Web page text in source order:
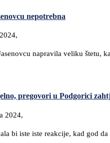
nepotrebna
napravila veliku štetu,
pregovori u Podgorici
2024,
bi iste iste reakcije, kad god